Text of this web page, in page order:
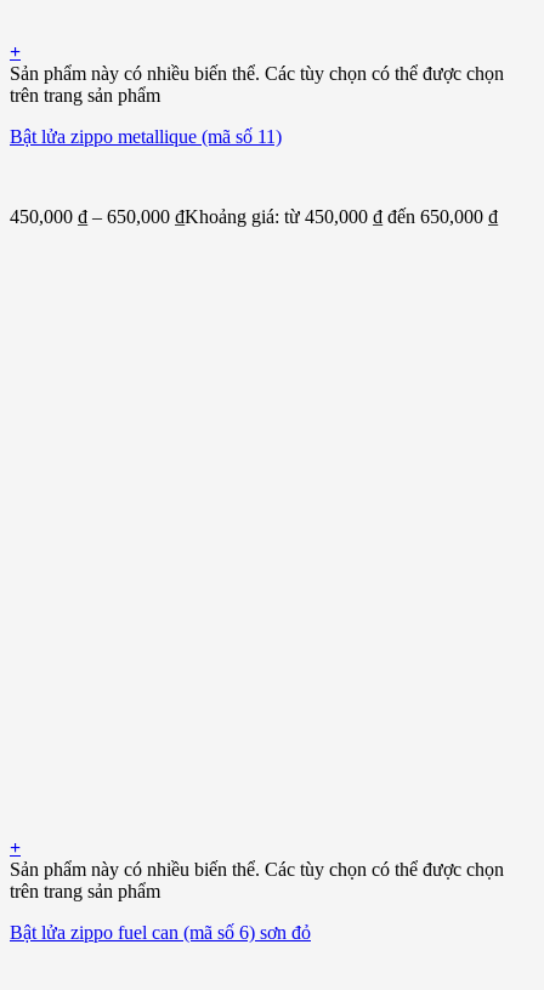
+
Sản phẩm này có nhiều biến thể. Các tùy chọn có thể được chọn
trên trang sản phẩm
Bật lửa zippo metallique (mã số 11)
450,000 ₫ – 650,000 ₫Khoảng giá: từ 450,000 ₫ đến 650,000 ₫
+
Sản phẩm này có nhiều biến thể. Các tùy chọn có thể được chọn
trên trang sản phẩm
Bật lửa zippo fuel can (mã số 6) sơn đỏ